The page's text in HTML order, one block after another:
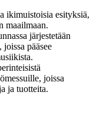
ikimuistoisia esityksiä,
maailmaan.
järjestetään
pääsee
joissa
ja tuotteita.